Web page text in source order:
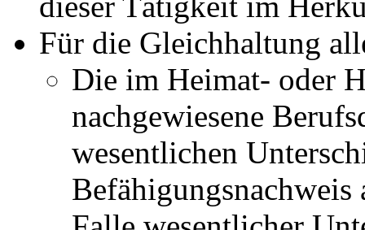
Für die Gleichhaltung
Die im Heimat- oder
nachgewiesene
wesentlichen